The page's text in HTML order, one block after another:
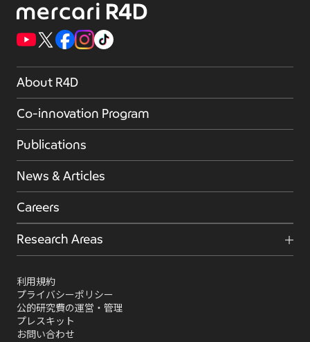
About R4D
Co-innovation Program
Publications
News & Articles
Careers
Research Areas
利用規約
プライバシーポリシー
公的研究費の運営・管理
プレスキット
お問い合わせ